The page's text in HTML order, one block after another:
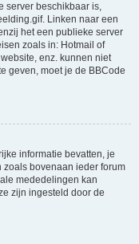
server beschikbaar is,
Linken naar een
het een publieke server
zoals in: Hotmail of
enz. kunnen niet
geven, moet je de BBCode
informatie bevatten, je
zoals bovenaan ieder forum
mededelingen kan
zijn ingesteld door de